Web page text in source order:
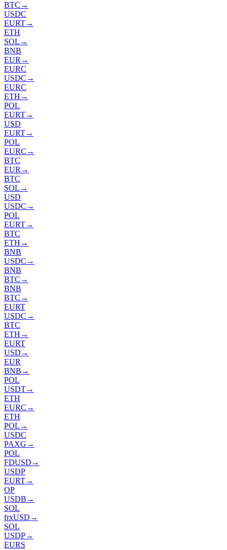
BTC →
USDC
EURT→
ETH
SOL →
BNB
EUR →
EURC
USDC →
EURC
ETH →
POL
EURT→
USD
EURT→
POL
EURC →
BTC
EUR →
BTC
SOL →
USD
USDC →
POL
EURT→
BTC
ETH →
BNB
USDC →
BNB
BTC →
BNB
BTC →
EURT
USDC →
BTC
ETH →
EURT
USD →
EUR
BNB →
POL
USDT→
ETH
EURC →
ETH
POL →
USDC
PAXG →
POL
FDUSD →
USDP
EURT→
OP
USDB →
SOL
frxUSD →
SOL
USDP→
EURS